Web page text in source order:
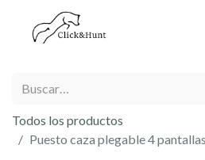
Todos los productos
Puesto caza plegable 4